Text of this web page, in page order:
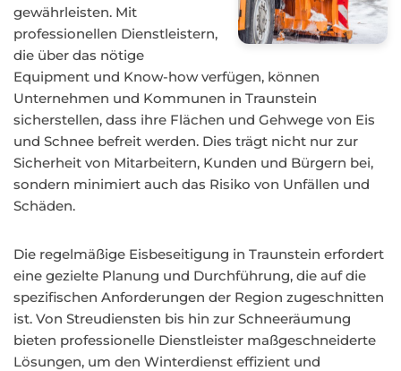
gewährleisten. Mit
professionellen Dienstleistern,
die über das nötige
Equipment und Know-how verfügen, können
Unternehmen und Kommunen in Traunstein
sicherstellen, dass ihre Flächen und Gehwege von Eis
und Schnee befreit werden. Dies trägt nicht nur zur
Sicherheit von Mitarbeitern, Kunden und Bürgern bei,
sondern minimiert auch das Risiko von Unfällen und
Schäden.
Die regelmäßige Eisbeseitigung in Traunstein erfordert
eine gezielte Planung und Durchführung, die auf die
spezifischen Anforderungen der Region zugeschnitten
ist. Von Streudiensten bis hin zur Schneeräumung
bieten professionelle Dienstleister maßgeschneiderte
Lösungen, um den Winterdienst effizient und